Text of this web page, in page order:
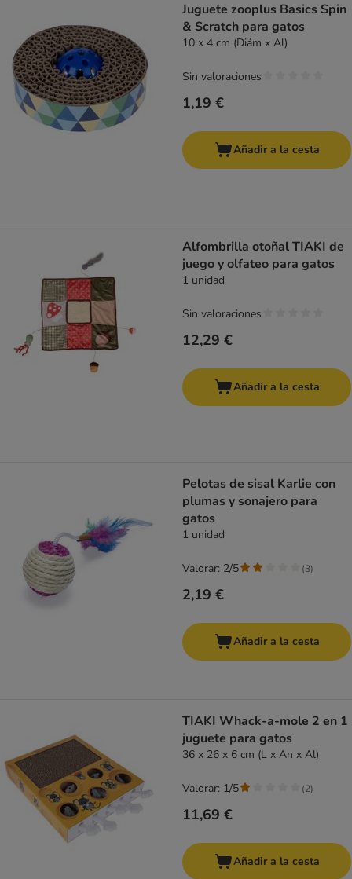
Juguete zooplus Basics Spin
& Scratch para gatos
10 x 4 cm (Diám x Al)
1,19 €
Sin valoraciones
Añadir a la cesta
Alfombrilla otoñal TIAKI de
juego y olfateo para gatos
1 unidad
12,29 €
Sin valoraciones
Añadir a la cesta
Pelotas de sisal Karlie con
plumas y sonajero para
gatos
1 unidad
2,19 €
Valorar: 2/5 (3)
Añadir a la cesta
TIAKI Whack-a-mole 2 en 1
juguete para gatos
36 x 26 x 6 cm (L x An x Al)
11,69 €
Valorar: 1/5 (2)
Añadir a la cesta